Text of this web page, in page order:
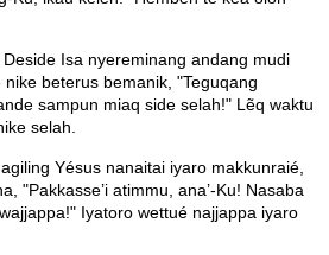
Isa nyereminang andang mudi
beterus bemanik, "Teguqang
sampun miaq side selah!" Lẽq waktu
selah.
Yésus nanaitai iyaro makkunraié,
"Pakkasse’i atimmu, ana’-Ku! Nasaba
Iyatoro wettué najjappa iyaro